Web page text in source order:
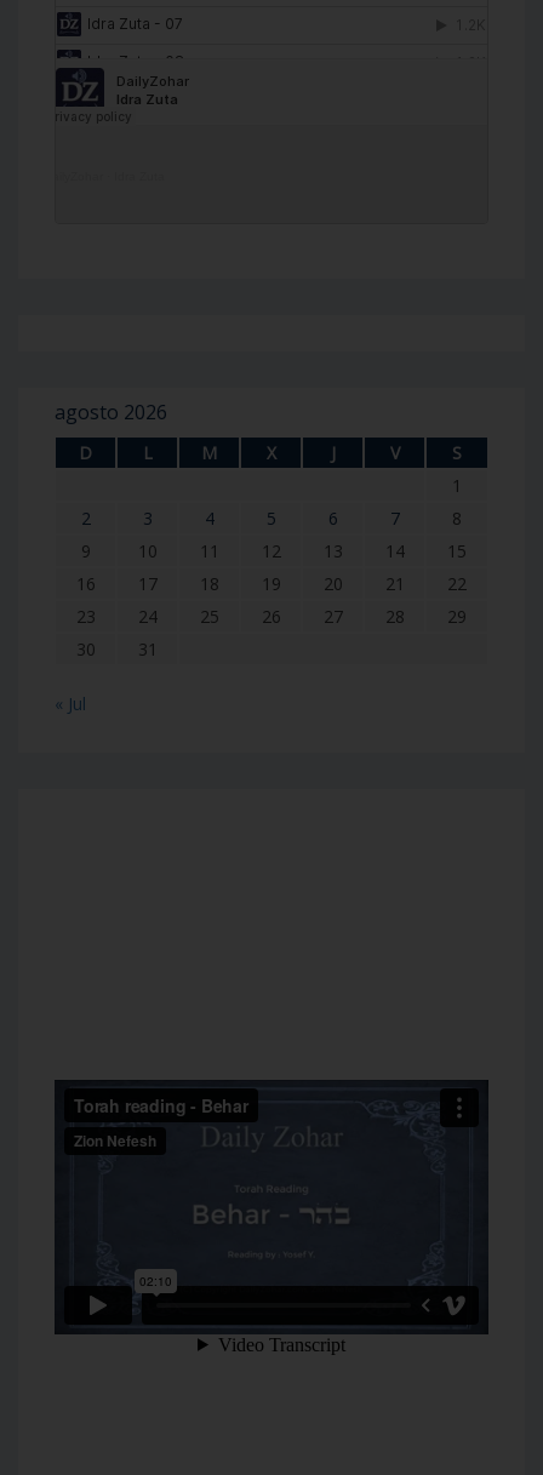
agosto 2026
D L M X J V
S
1
2
3 4 5 6 7
8
9
10 11 12 13 14
15
16
17 18 19 20 21
22
23
24 25 26 27 28
29
30
31
« Jul